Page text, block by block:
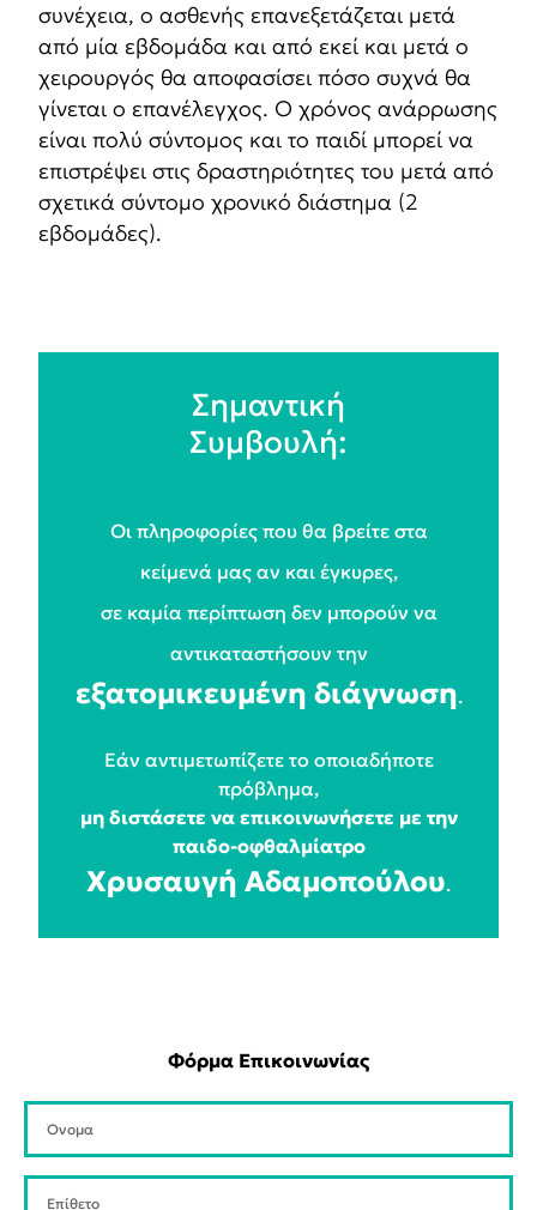
συνέχεια, ο ασθενής επανεξετάζεται μετά
από μία εβδομάδα και από εκεί και μετά ο
χειρουργός θα αποφασίσει πόσο συχνά θα
γίνεται ο επανέλεγχος. Ο χρόνος ανάρρωσης
είναι πολύ σύντομος και το παιδί μπορεί να
επιστρέψει στις δραστηριότητες του μετά από
σχετικά σύντομο χρονικό διάστημα (2
εβδομάδες).
Σημαντική
Συμβουλή:
Οι πληροφορίες που θα βρείτε στα
κείμενά μας αν και έγκυρες,
σε καμία περίπτωση δεν μπορούν να
αντικαταστήσουν την
εξατομικευμένη διάγνωση.
Εάν αντιμετωπίζετε το οποιαδήποτε
πρόβλημα,
μη διστάσετε να επικοινωνήσετε με την
παιδο-οφθαλμίατρο
Χρυσαυγή Αδαμοπούλου.
Φόρμα Επικοινωνίας